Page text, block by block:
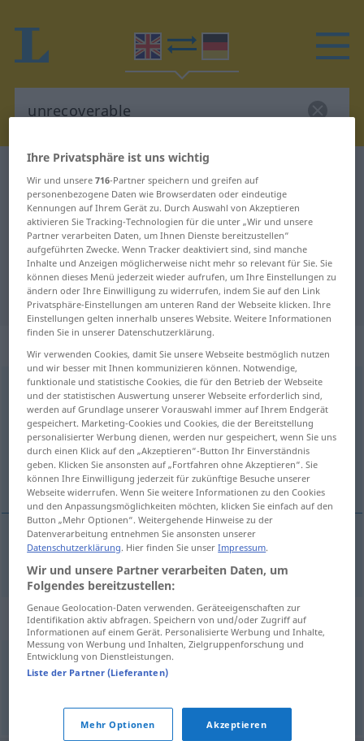
Englisch-Deutsch Übersetzung für
"unrecoverable"
"unrecoverable" Deutsch
Übersetzung
„unrecoverable“ : adjective
unrecoverable adj
Übersicht aller Übersetzungen
(Für mehr Details die Übersetzung anklicken/antippen)
uneinbringlich, uneintreibbar
, uneintreibbar unrecoverable
Synonyme für "unrecoverable"
irrecoverable
© Princeton University
Ihre Privatsphäre ist uns wichtig
Wir und unsere716-Partner speichern und greifen auf
personenbezogene Daten wie Browserdaten oder eindeutige
Kennungen auf Ihrem Gerät zu. Durch Auswahl von Akzeptieren
aktivieren Sie Tracking-Technologien für die unter „Wir und unsere
Partner verarbeiten Daten, um Ihnen Dienste bereitzustellen“
aufgeführten Zwecke. Wenn Tracker deaktiviert sind, sind manche
Inhalte und Anzeigen möglicherweise nicht mehr so relevant für Sie. Sie
können dieses Menü jederzeit wieder aufrufen, um Ihre Einstellungen zu
ändern oder Ihre Einwilligung zu widerrufen, indem Sie auf den Link
Privatsphäre-Einstellungen am unteren Rand der Webseite klicken. Ihre
Einstellungen gelten innerhalb unseres Website. Weitere Informationen
finden Sie in unserer Datenschutzerklärung.
Wir verwenden Cookies, damit Sie unsere Webseite bestmöglich nutzen
und wir besser mit Ihnen kommunizieren können. Notwendige,
funktionale und statistische Cookies, die für den Betrieb der Webseite
und der statistischen Auswertung unserer Webseite erforderlich sind,
werden auf Grundlage unserer Vorauswahl immer auf Ihrem Endgerät
gespeichert. Marketing-Cookies und Cookies, die der Bereitstellung
personalisierter Werbung dienen, werden nur gespeichert, wenn Sie uns
durch einen Klick auf den „Akzeptieren“-Button Ihr Einverständnis
geben. Klicken Sie ansonsten auf „Fortfahren ohne Akzeptieren“. Sie
können Ihre Einwilligung jederzeit für zukünftige Besuche unserer
Webseite widerrufen. Wenn Sie weitere Informationen zu den Cookies
und den Anpassungsmöglichkeiten möchten, klicken Sie einfach auf den
Button „Mehr Optionen“. Weitergehende Hinweise zu der
Datenverarbeitung entnehmen Sie ansonsten unserer
Datenschutzerklärung. Hier finden Sie unserImpressum.
Wir und unsere Partner verarbeiten Daten, um
Folgendes bereitzustellen:
Genaue Geolocation-Daten verwenden. Geräteeigenschaften zur
Identifikation aktiv abfragen. Speichern von und/oder Zugriff auf
Informationen auf einem Gerät. Personalisierte Werbung und Inhalte,
Messung von Werbung und Inhalten, Zielgruppenforschung und
Entwicklung von Dienstleistungen.
Liste der Partner (Lieferanten)
Mehr Optionen Akzeptieren